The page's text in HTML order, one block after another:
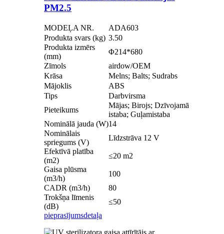
PM2.5
MODEĻA NR.
ADA603
Produkta svars (kg) 3.50
Produkta izmērs
(mm)
Φ214*680
Zīmols
airdow/OEM
Krāsa
Melns; Balts; Sudrabs
Mājoklis
ABS
Tips
Darbvirsma
Pieteikums
Mājas; Birojs; Dzīvojamā
istaba; Guļamistaba
Nominālā jauda (W)14
Nominālais
spriegums (V)
Līdzstrāva 12 V
Efektīvā platība
(m2)
≤20 m2
Gaisa plūsma
(m3/h)
100
CADR (m3/h)
80
Trokšņa līmenis
(dB)
≤50
pieprasījumsdetaļa